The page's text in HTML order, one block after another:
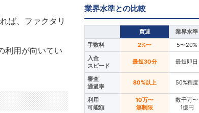
ば、ファクタリ
利用が向いてい
業界水準との比較
買速
業界水準
手数料
2%〜
5〜20%
入金
スピード
最短30分 最短即日
審査
通過率
80%以上 50%程度
利用
可能額
10万〜
無制限
数千万〜
1億円